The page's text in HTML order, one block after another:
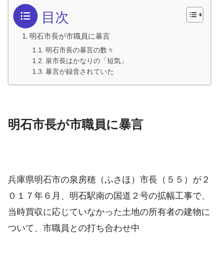
目次
明石市長が市職員に暴言
明石市長の暴言の数々
泉市長はかなりの「短気」
暴言が録音されていた
明石市長が市職員に暴言
兵庫県明石市の泉房穂（ふさほ）市長（５５）が２
０１７年６月、明石駅南の国道２号の拡幅工事で、
当時買収に応じていなかった土地の所有者の建物に
ついて、市職員との打ち合わせ中